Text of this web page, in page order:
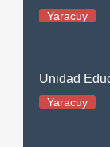
Yaracuy
Unidad
Yaracuy